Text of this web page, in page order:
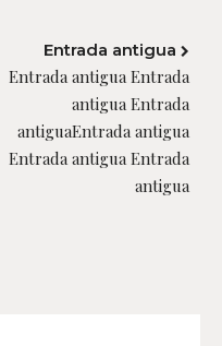
Entrada antigua
Entrada antigua Entrada
antigua Entrada
antiguaEntrada antigua
Entrada antigua Entrada
antigua